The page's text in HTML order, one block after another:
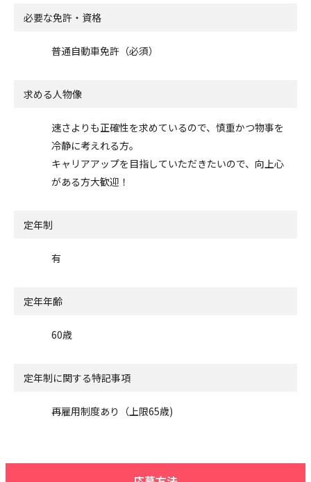
必要な免許・資格
普通自動車免許（必須）
求める人物像
速さよりも正確性を求めているので、慎重かつ物事を
冷静に考えれる方。
キャリアアップを目指していただきたいので、向上心
がある方大歓迎！
定年制
有
定年年齢
60歳
定年制に関する特記事項
再雇用制度あり（上限65歳)